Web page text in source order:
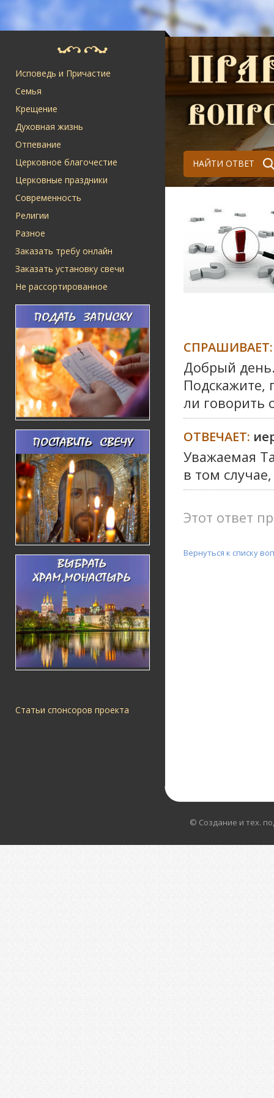
Исповедь и Причастие
Семья
Крещение
Духовная жизнь
Отпевание
Церковное благочестие
Церковные праздники
Современность
Религии
Разное
Заказать требу онлайн
Заказать установку свечи
Не рассортированное
Статьи спонсоров проекта
НАЙТИ ОТВЕТ
СПРАШИВАЕТ:
Добрый
Подскажите,
ли говорить
ОТВЕЧАЕТ:
Уважаемая
в том
Этот ответ
Вернуться к списку
© Создание и тех.